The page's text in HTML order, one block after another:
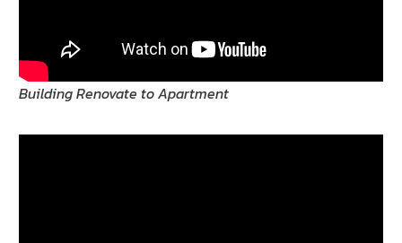
Building Renovate to Apartment